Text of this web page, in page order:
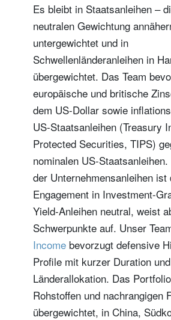
Es bleibt in Staatsanleihen –
neutralen Gewichtung
untergewichtet und in
Schwellenländeranleihen in
übergewichtet. Das Team
europäische und britische
dem US-Dollar sowie
US-Staatsanleihen (Treasury
Protected Securities, TIPS)
nominalen US-
der Unternehmensanleihen ist
Engagement in Investment-
Yield-Anleihen neutral, weist
Schwerpunkte auf. Unser
Income bevorzugt defensive
Profile mit kurzer Duration
Länderallokation. Das
Rohstoffen und nachrangigen
übergewichtet, in China,